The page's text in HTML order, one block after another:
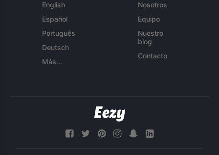
English
Español
Português
Deutsch
Más...
Nosotros
Equipo
Nuestro
blog
Contacto